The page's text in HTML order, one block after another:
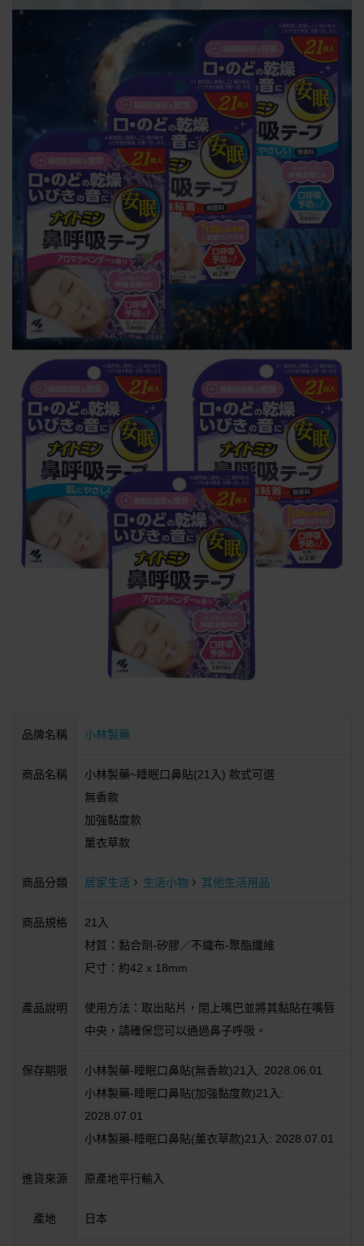
品牌名稱 小林製藥
商品名稱
小林製藥~睡眠口鼻貼(21入) 款式可選
無香款
加強黏度款
薰衣草款
商品分類 居家生活 生活小物 其他生活用品
商品規格
21入
材質：黏合劑-矽膠／不織布-聚酯纖維
尺寸：約42 x 18mm
產品說明
使用方法：取出貼片，閉上嘴巴並將其黏貼在嘴唇
中央，請確保您可以通過鼻子呼吸。
保存期限
小林製藥-睡眠口鼻貼(無香款)21入: 2028.06.01
小林製藥-睡眠口鼻貼(加強黏度款)21入:
2028.07.01
小林製藥-睡眠口鼻貼(薰衣草款)21入: 2028.07.01
進貨來源 原產地平行輸入
產地 日本